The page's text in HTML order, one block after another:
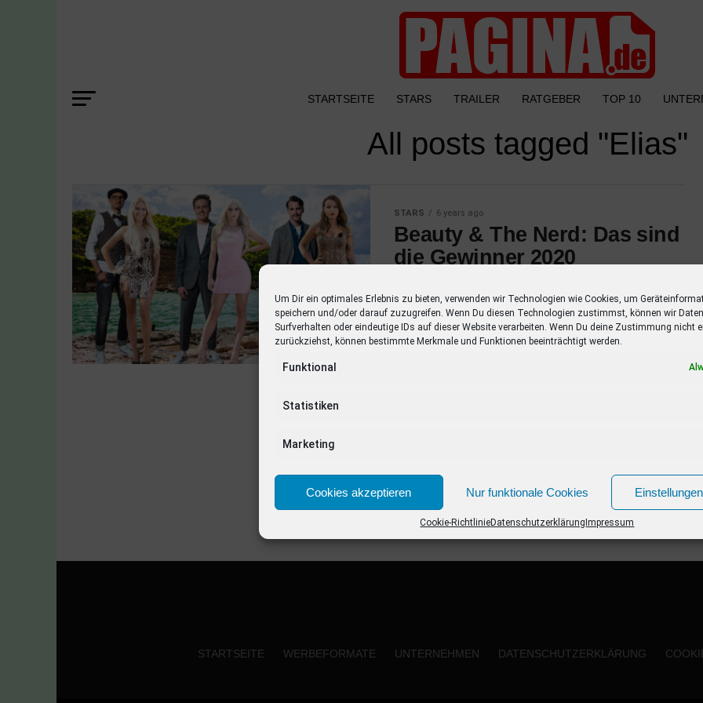
Um Dir ein optimales Erlebnis zu bieten, verwenden wir Technologien wie Cookies, um
speichern und/oder darauf zuzugreifen. Wenn Du diesen Technologien zustimmst, können wir
Surfverhalten oder eindeutige IDs auf dieser Website verarbeiten. Wenn Du deine Zustimmung nicht
zurückziehst, können bestimmte Merkmale und Funktionen beeinträchtigt werden.
Funktional
Statistiken
Marketing
Cookies akzeptieren Nur funktionale Cookies
Cookie-RichtlinieDatenschutzerklärung Impressum
STARTSEITE STARS TRAILER RATGEBER TOP 10
All posts tagged "Elias"
STARS 6 years ago
Beauty & The Nerd: Das sind
die Gewinner 2020
Wochen Partnerschaftslehrgang Kim und Illya
für sich entscheiden. Sie sind die Gewinner
von Beauty & The Nerd 2020. In...
STARTSEITE WERBEFORMATE UNTERNEHMEN DATENSCHUTZERKLÄRUNG